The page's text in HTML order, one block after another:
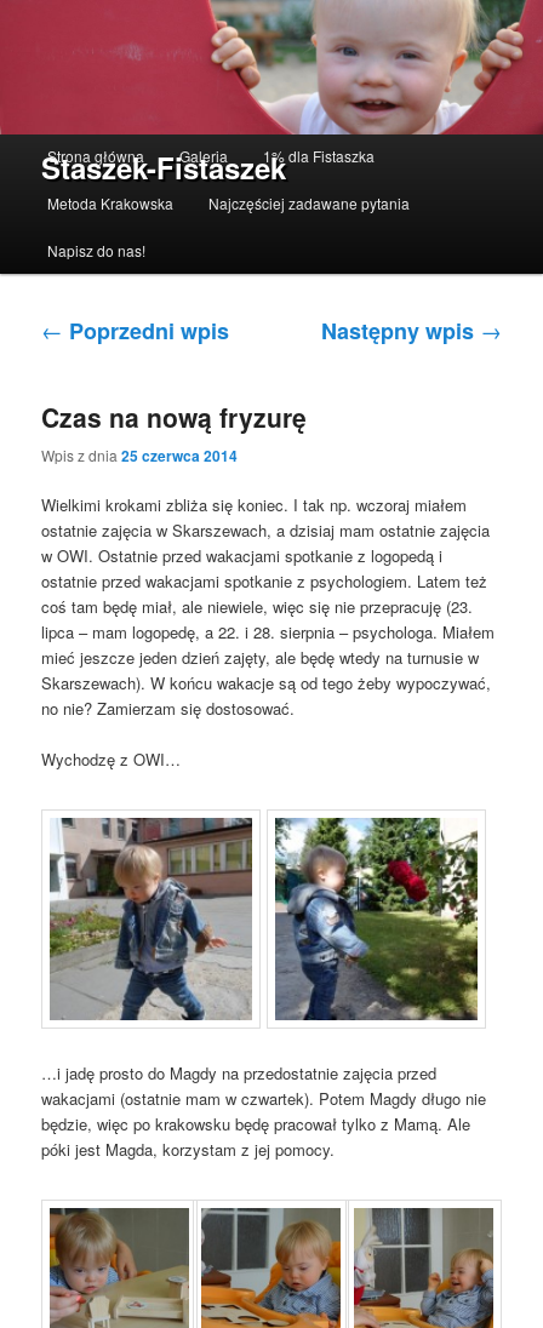
Staszek-Fistaszek
Przeskocz do tekstu
Przeskocz do widgetów
Strona główna Galeria 1% dla Fistaszka
Metoda Krakowska Najczęściej zadawane pytania
Napisz do nas!
Nawigacja po wpisach
← Poprzedni wpis Następny wpis →
Czas na nową fryzurę
Wpis z dnia25 czerwca 2014
Wielkimi krokami zbliża się koniec. I tak np. wczoraj miałem
ostatnie zajęcia w Skarszewach, a dzisiaj mam ostatnie zajęcia
w OWI. Ostatnie przed wakacjami spotkanie z logopedą i
ostatnie przed wakacjami spotkanie z psychologiem. Latem też
coś tam będę miał, ale niewiele, więc się nie przepracuję (23.
lipca – mam logopedę, a 22. i 28. sierpnia – psychologa. Miałem
mieć jeszcze jeden dzień zajęty, ale będę wtedy na turnusie w
Skarszewach). W końcu wakacje są od tego żeby wypoczywać,
no nie? Zamierzam się dostosować.
Wychodzę z OWI…
…i jadę prosto do Magdy na przedostatnie zajęcia przed
wakacjami (ostatnie mam w czwartek). Potem Magdy długo nie
będzie, więc po krakowsku będę pracował tylko z Mamą. Ale
póki jest Magda, korzystam z jej pomocy.